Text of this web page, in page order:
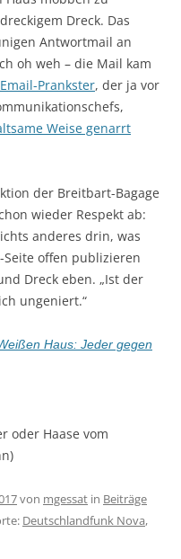
Dreck. Das
Antwortmail an
oh weh – die Mail kam
Prankster, der ja vor
Weise genarrt
der Breitbart-Bagage
wieder Respekt ab:
anderes drin, was
offen publizieren
Dreck eben. „Ist der
ungeniert.“
Haus: Jeder gegen
oder Haase vom
von mgessat in Beiträge
Deutschlandfunk Nova,